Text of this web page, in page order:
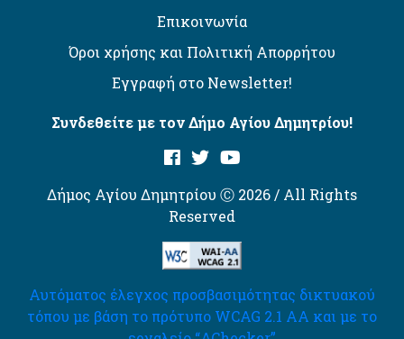
Επικοινωνία
Όροι χρήσης και Πολιτική Απορρήτου
Εγγραφή στο Newsletter!
Συνδεθείτε με τον Δήμο Αγίου Δημητρίου!
Δήμος Αγίου Δημητρίου Ⓒ 2026 / All Rights
Reserved
Αυτόματος έλεγχος προσβασιμότητας δικτυακού
τόπου με βάση το πρότυπο WCAG 2.1 AA και με το